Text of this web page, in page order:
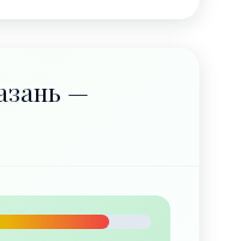
—